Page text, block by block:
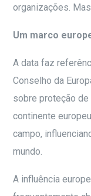
organizações.
Um marco
A data faz
Conselho da
sobre proteção
continente
campo,
mundo.
A influência